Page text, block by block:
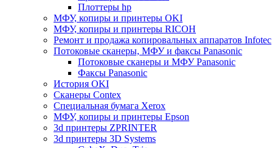
Плоттеры hp
МФУ, копиры и принтеры OKI
МФУ, копиры и принтеры RICOH
Ремонт и продажа копировальных аппаратов Infotec
Потоковые сканеры, МФУ и факсы Panasonic
Потоковые сканеры и МФУ Panasonic
Факсы Panasonic
История OKI
Сканеры Contex
Специальная бумага Xerox
МФУ, копиры и принтеры Epson
3d принтеры ZPRINTER
3d принтеры 3D Systems